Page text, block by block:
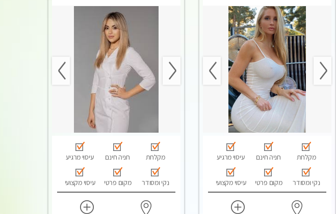
הבית, עיסוי טנטרה
מקלחת חניה חינם עיסוי מרגיע
נקי ומסודר מקום פרטי עיסוי מקצועי
מקלחת חניה חינם עיסוי מרגיע
נקי ומסודר מקום פרטי עיסוי מקצועי